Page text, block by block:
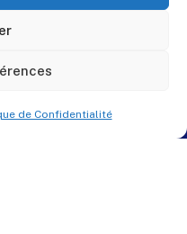
de Confidentialité